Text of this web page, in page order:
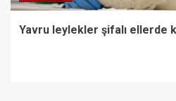
Yavru leylekler şifalı ellerde